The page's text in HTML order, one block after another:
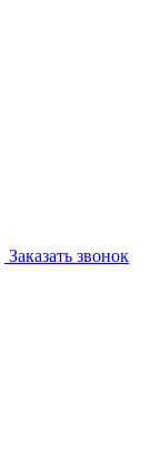
Заказать звонок